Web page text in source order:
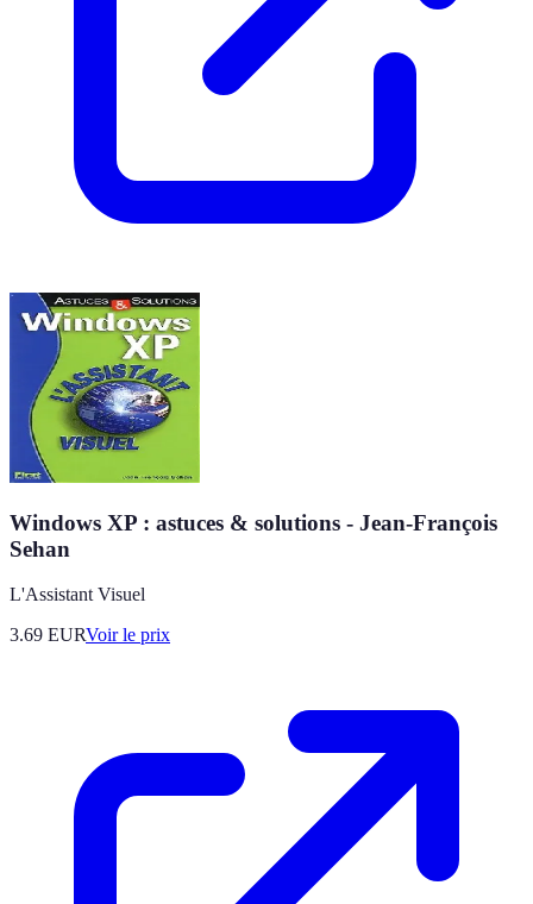
Windows XP : astuces & solutions - Jean-François
Sehan
L'Assistant Visuel
3.69 EURVoir le prix